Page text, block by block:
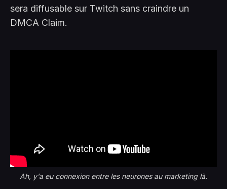
sera diffusable sur Twitch sans craindre un
DMCA Claim.
Ah, y'a eu connexion entre les neurones au marketing là.